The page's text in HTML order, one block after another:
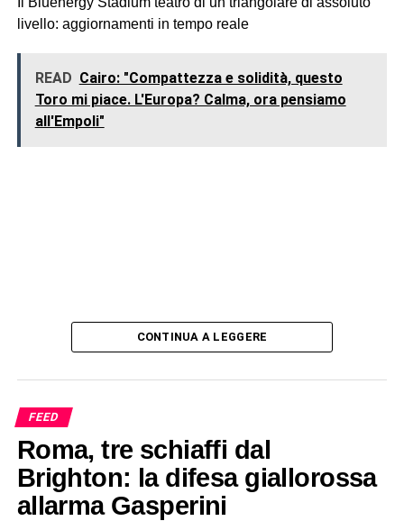
livello: aggiornamenti in tempo reale
READ Cairo: "Compattezza e solidità, questo
Toro mi piace. L'Europa? Calma, ora pensiamo
all'Empoli"
CONTINUA A LEGGERE
FEED
Roma, tre schiaffi dal
Brighton: la difesa giallorossa
allarma Gasperini